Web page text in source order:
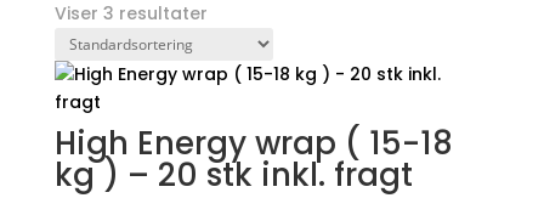
Viser 3 resultater
High Energy wrap ( 15-18
kg ) – 20 stk inkl. fragt